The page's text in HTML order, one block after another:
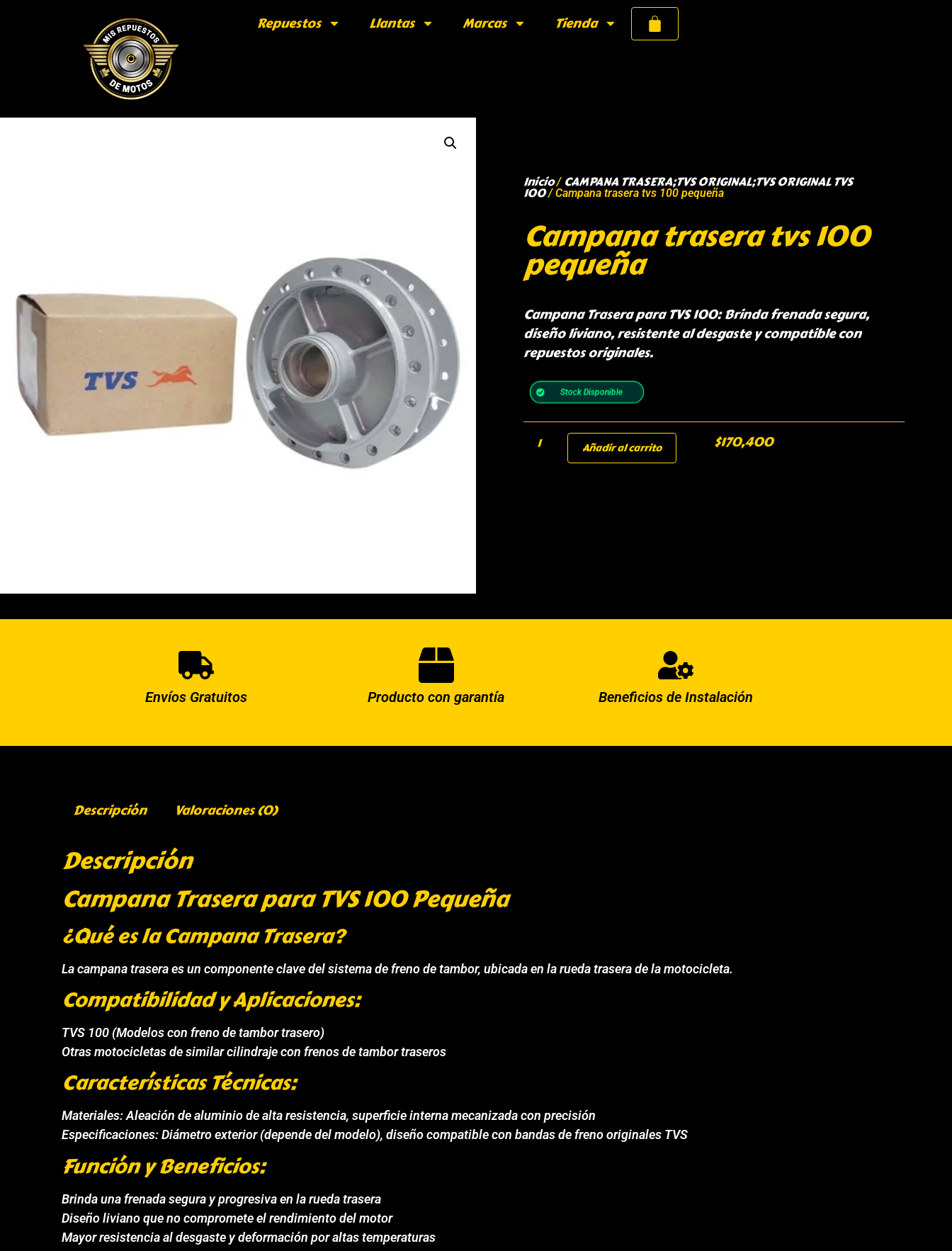
Repuestos Llantas Marcas Tienda
Inicio/ CAMPANA TRASERA;TVS ORIGINAL;TVS ORIGINAL TVS
100/ Campana trasera tvs 100 pequeña
Campana trasera tvs 100
pequeña
Campana Trasera para TVS 100: Brinda frenada segura,
diseño liviano, resistente al desgaste y compatible con
repuestos originales.
Stock Disponible
$170,400
Añadir al carrito
Envíos Gratuitos Producto con garantía Beneficios de Instalación
Descripción Valoraciones (0)
Descripción
Campana Trasera para TVS 100 Pequeña
¿Qué es la Campana Trasera?
La campana trasera es un componente clave del sistema de freno de tambor, ubicada en la rueda trasera de la motocicleta.
Compatibilidad y Aplicaciones:
TVS 100 (Modelos con freno de tambor trasero)
Otras motocicletas de similar cilindraje con frenos de tambor traseros
Características Técnicas:
Materiales: Aleación de aluminio de alta resistencia, superficie interna mecanizada con precisión
Especificaciones: Diámetro exterior (depende del modelo), diseño compatible con bandas de freno originales TVS
Función y Beneficios:
Brinda una frenada segura y progresiva en la rueda trasera
Diseño liviano que no compromete el rendimiento del motor
Mayor resistencia al desgaste y deformación por altas temperaturas